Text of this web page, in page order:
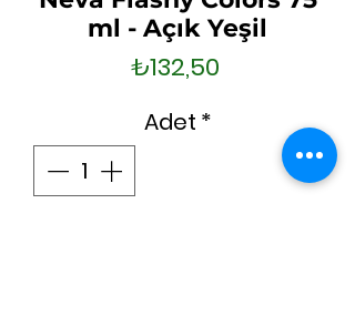
ml - Açık Yeşil
₺132,50Fiyat
Adet *